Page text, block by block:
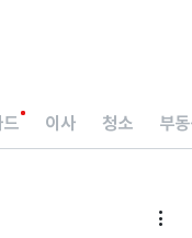
드 이사 청소 부
